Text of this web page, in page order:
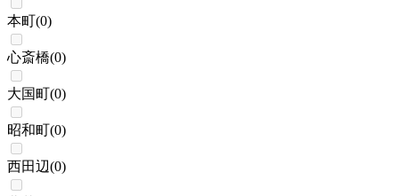
本町(0)
心斎橋(0)
大国町(0)
昭和町(0)
西田辺(0)